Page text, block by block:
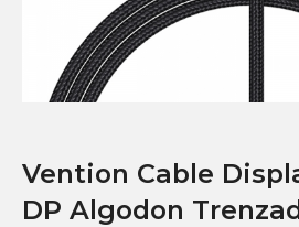
Vention Cable
DP Algodon